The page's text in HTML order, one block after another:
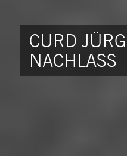
CURD
NACHLASS